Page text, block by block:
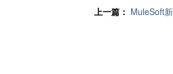
上一篇： MuleSoft